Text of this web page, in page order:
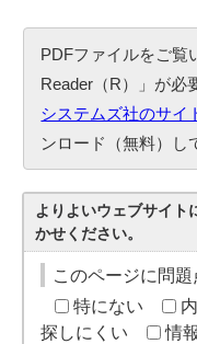
PDFファイルをご覧
Reader（R）」が必
システムズ社のサイ
ンロード（無料）し
よりよいウェブサイト
かせください。
このページに問
特にない
探しにくい
情